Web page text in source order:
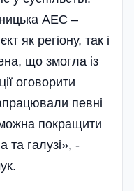
АЕС –
як регіону, так і
що змогла із
оговорити
певні
покращити
та галузі», -